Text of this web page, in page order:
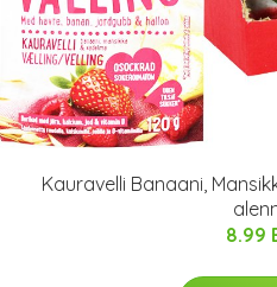
Kauravelli Banaani,
8.99